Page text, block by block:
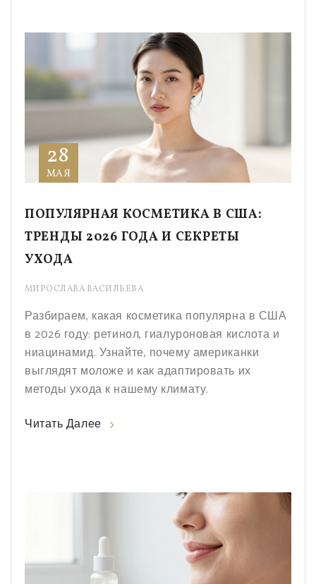
28
МАЯ
ПОПУЛЯРНАЯ КОСМЕТИКА В США:
ТРЕНДЫ 2026 ГОДА И СЕКРЕТЫ
УХОДА
МИРОСЛАВА ВАСИЛЬЕВА
Разбираем, какая косметика популярна в США
в 2026 году: ретинол, гиалуроновая кислота и
ниацинамид. Узнайте, почему американки
выглядят моложе и как адаптировать их
методы ухода к нашему климату.
Читать Далее